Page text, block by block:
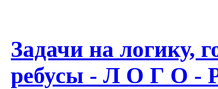
Задачи на логику,
ребусы - Л О Г О -